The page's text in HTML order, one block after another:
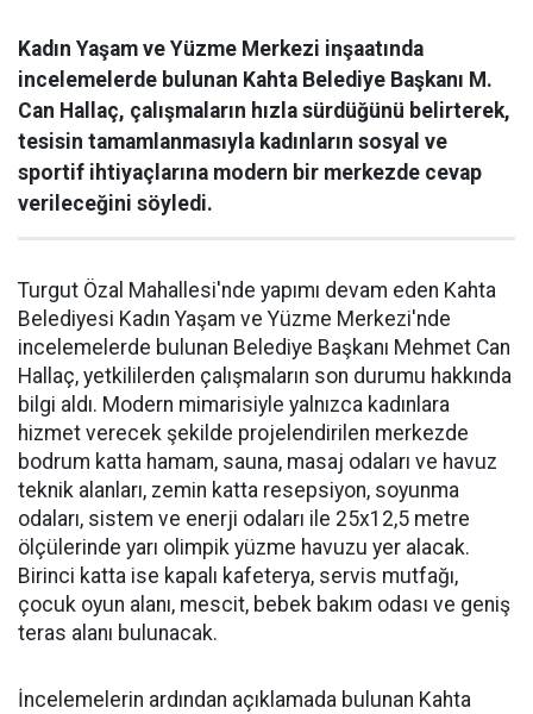
Kadın Yaşam ve Yüzme Merkezi inşaatında
incelemelerde bulunan Kahta Belediye Başkanı M.
Can Hallaç, çalışmaların hızla sürdüğünü belirterek,
tesisin tamamlanmasıyla kadınların sosyal ve
sportif ihtiyaçlarına modern bir merkezde cevap
verileceğini söyledi.
Turgut Özal Mahallesi'nde yapımı devam eden Kahta
Belediyesi Kadın Yaşam ve Yüzme Merkezi'nde
incelemelerde bulunan Belediye Başkanı Mehmet Can
Hallaç, yetkililerden çalışmaların son durumu hakkında
bilgi aldı. Modern mimarisiyle yalnızca kadınlara
hizmet verecek şekilde projelendirilen merkezde
bodrum katta hamam, sauna, masaj odaları ve havuz
teknik alanları, zemin katta resepsiyon, soyunma
odaları, sistem ve enerji odaları ile 25x12,5 metre
ölçülerinde yarı olimpik yüzme havuzu yer alacak.
Birinci katta ise kapalı kafeterya, servis mutfağı,
çocuk oyun alanı, mescit, bebek bakım odası ve geniş
teras alanı bulunacak.
İncelemelerin ardından açıklamada bulunan Kahta